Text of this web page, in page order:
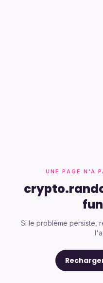
UNE PAGE N'A
Si le problème persiste,